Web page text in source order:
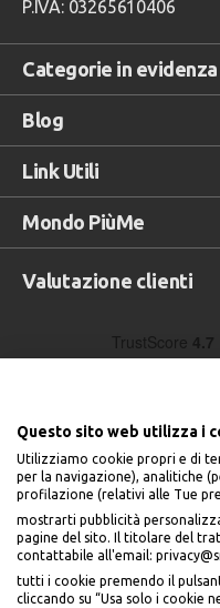
Categorie in evidenza
Blog
Link Utili
Mondo PiùMe
P.IVA: 03265610406
Valutazione clienti
Seguici sui social
Questo sito web utilizza i
Utilizziamo cookie propri e di
per la navigazione), analitiche
profilazione (relativi alle Tue
mostrarti pubblicità
pagine del sito. Il titolare del
contattabile all'email:
tutti i cookie premendo il
cliccando su “Usa solo i cookie